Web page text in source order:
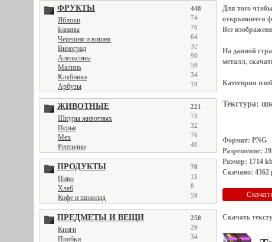
ФРУКТЫ 448
Яблоки 74
Бананы 76
Черешня и вишня 64
Виноград 32
Апельсины 90
Малина 59
Клубника 34
Арбузы 19
ЖИВОТНЫЕ 221
Шкуры животных 73
Перья 32
Мех 76
Рептилии 40
ПРОДУКТЫ 78
Пиво 11
Хлеб 8
Кофе и шоколад 59
ПРЕДМЕТЫ И ВЕЩИ 250
Книги 29
Пробки 34
Для того чтобы
открывшееся
Все
На данной
металл,
Категория
Текстура:
Формат: PNG
Разрешение:
Размер: 1714 kb
Скачано: 4362
Скачать